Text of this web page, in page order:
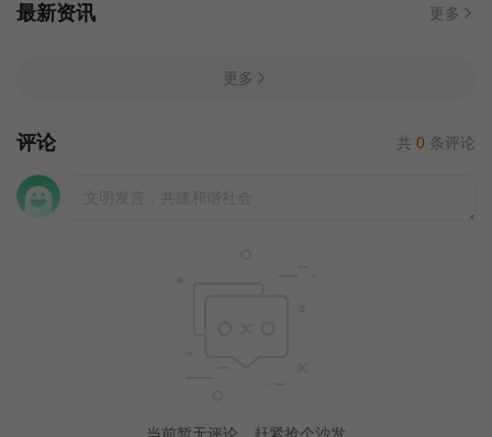
最新资讯 更多
更多
评论 共 0 条评论
当前暂无评论，赶紧抢个沙发